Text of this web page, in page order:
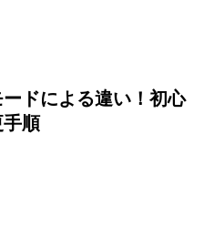
ドによる違い！初心
順